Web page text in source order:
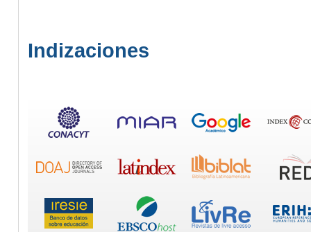
Indizaciones